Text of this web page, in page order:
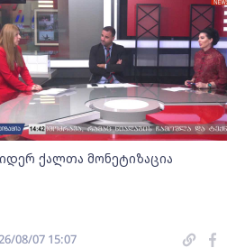
ქალთა მონეტიზაცია
08/07 15:07